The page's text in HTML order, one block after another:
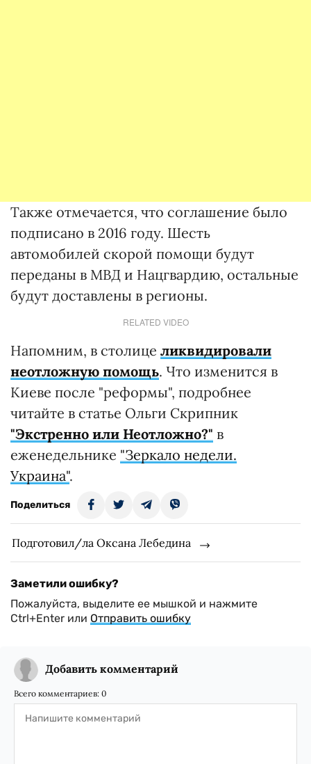
Также отмечается, что соглашение было
подписано в 2016 году. Шесть
автомобилей скорой помощи будут
переданы в МВД и Нацгвардию, остальные
будут доставлены в регионы.
RELATED VIDEO
Напомним, в столице ликвидировали
неотложную помощь. Что изменится в
Киеве после "реформы", подробнее
читайте в статье Ольги Скрипник
"Экстренно или Неотложно?" в
еженедельнике "Зеркало недели.
Украина".
Поделиться
Подготовил/ла Оксана Лебедина
Заметили ошибку?
Пожалуйста, выделите ее мышкой и нажмите
Ctrl+Enter или Отправить ошибку
Добавить комментарий
Всего комментариев: 0